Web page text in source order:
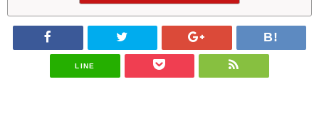
LINE